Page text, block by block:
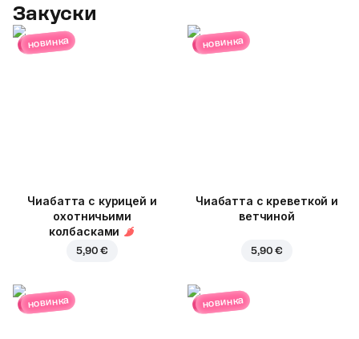
Закуски
новинка
Чиабатта с курицей и
охотничьими
колбасками
5,90 €
новинка
Чиабатта с креветкой и
ветчиной
5,90 €
новинка новинка